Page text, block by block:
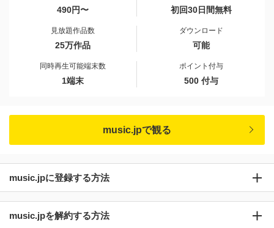
490円〜 初回30日間無料
見放題作品数
25万作品
ダウンロード
可能
同時再生可能端末数
1端末
ポイント付与
500 付与
music.jpで観る
music.jpに登録する方法
music.jpを解約する方法